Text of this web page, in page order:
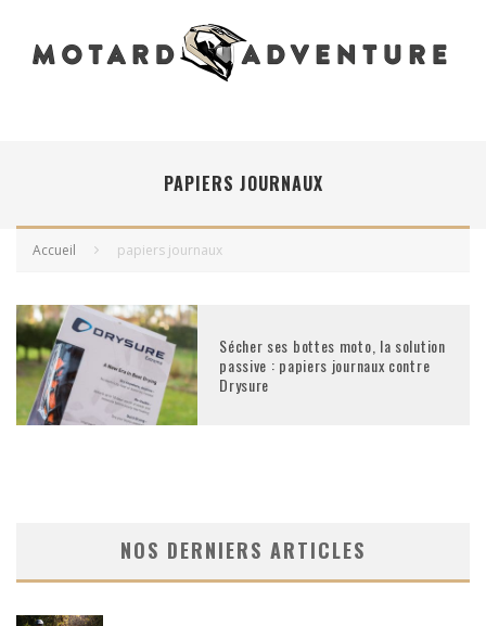
PAPIERS JOURNAUX
Accueil papiers journaux
Sécher ses bottes moto, la solution
passive : papiers journaux contre
Drysure
NOS DERNIERS ARTICLES